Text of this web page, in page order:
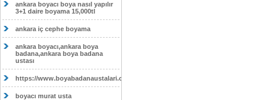
ankara boyacı boya nasıl yapılır
3+1 daire boyama 15,000tl
ankara iç cephe boyama
ankara boyacı,ankara boya
badana,ankara boya badana
ustası
https://www.boyabadanaustalari.com/
boyacı murat usta